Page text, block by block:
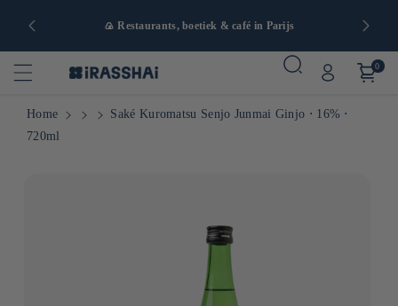
🍙 Restaurants, boetiek & café in Parijs
0
Home
Saké Kuromatsu Senjo Junmai Ginjo ⋅ 16% ⋅
720ml